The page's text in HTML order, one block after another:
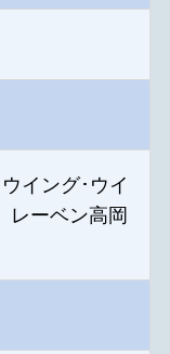
イング･ウイ
レーベン高岡